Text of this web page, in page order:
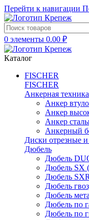
Перейти к навигации
0 элементы 0.00 ₽
Каталог
FISCHER
FISCHER
Анкерная техника
Анкер
Анкер
Анкер
Анкерный
Диски отрезные
Дюбель
Дюбель
Дюбель SX
Дюбель SXR
Дюбель
Дюбель
Дюбель по
Дюбель по